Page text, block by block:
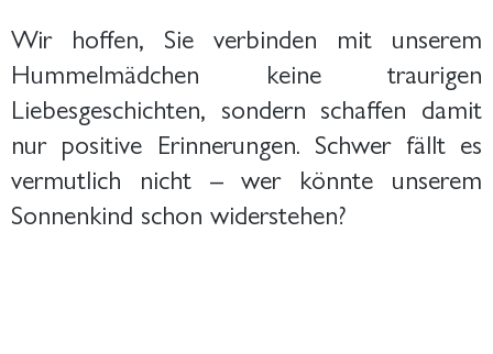
Wir hoffen, Sie verbinden mit unserem
Hummelmädchen keine traurigen
Liebesgeschichten, sondern schaffen damit
nur positive Erinnerungen. Schwer fällt es
vermutlich nicht – wer könnte unserem
Sonnenkind schon widerstehen?